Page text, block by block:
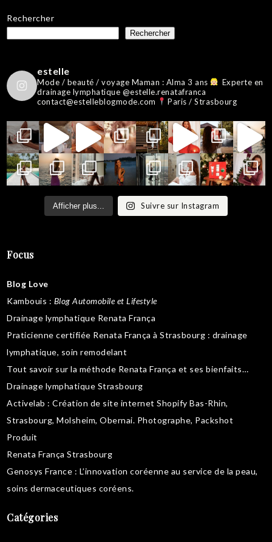
Rechercher
Rechercher
estelle
Mode / beauté / voyage Maman : Alma 3 ans
Experte en
drainage lymphatique @estelle.renatafranca
contact@estelleblogmode.com
Paris / Strasbourg
Afficher plus... Suivre sur Instagram
Focus
Blog Love
Kambouis : Blog Automobile et Lifestyle
Drainage lymphatique Renata França
Praticienne certifiée Renata França à Strasbourg : drainage
lymphatique, soin remodelant
Tout savoir sur la méthode Renata França et ses bienfaits…
Drainage lymphatique Strasbourg
Activelab : Création de site internet Shopify Bas-Rhin,
Strasbourg, Molsheim, Obernai. Photographe, Packshot
Produit
Renata França Strasbourg
Genosys France : L’innovation coréenne au service de la peau,
soins dermaceutiques coréens.
Catégories